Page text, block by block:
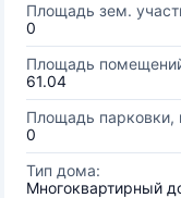
Площадь зем.
0
Площадь
61.04
Площадь парковки,
0
Тип дома:
Многоквартирный